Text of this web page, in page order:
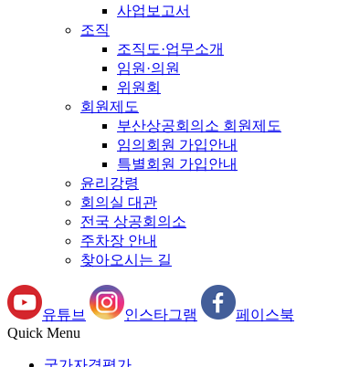
사업보고서
조직
조직도·업무소개
임원·의원
위원회
회원제도
부산상공회의소 회원제도
임의회원 가입안내
특별회원 가입안내
윤리강령
회의실 대관
전국 상공회의소
주차장 안내
찾아오시는 길
유튜브 인스타그램
페이스북
Quick Menu